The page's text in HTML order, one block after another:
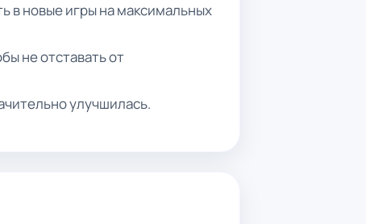
в новые игры на максимальных
не отставать от
улучшилась.